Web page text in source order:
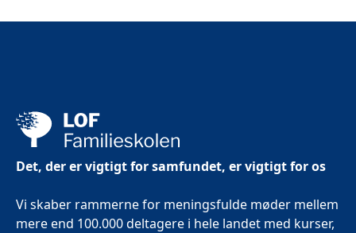
Det, der er vigtigt for samfundet, er vigtigt for os
Vi skaber rammerne for meningsfulde møder mellem
mere end 100.000 deltagere i hele landet med kurser,